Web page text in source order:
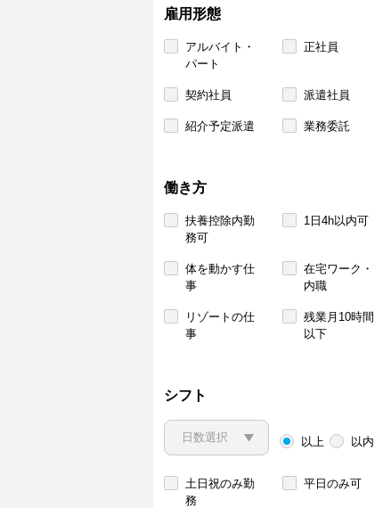
雇用形態
アルバイト・
パート
正社員
契約社員 派遣社員
紹介予定派遣 業務委託
働き方
扶養控除内勤
務可
1日4h以内可
体を動かす仕
事
在宅ワーク・
内職
リゾートの仕
事
残業月10時間
以下
シフト
以上 以内
土日祝のみ勤
務
平日のみ可